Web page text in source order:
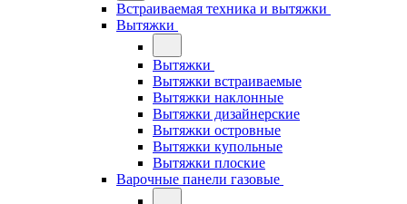
Встраиваемая техника и вытяжки
Вытяжки
Вытяжки
Вытяжки встраиваемые
Вытяжки наклонные
Вытяжки дизайнерские
Вытяжки островные
Вытяжки купольные
Вытяжки плоские
Варочные панели газовые